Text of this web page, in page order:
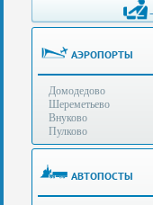
Получение
ЭЦП
за
сутки
услуги
Опыт
оформления
АЭРОПОРТЫ
Домодедово
Шереметьево
Внуково
Пулково
АВТОПОСТЫ